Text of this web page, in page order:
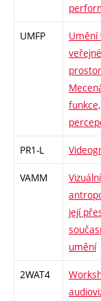
UMFP
Umění
funkce,
PR1-L
VAMM
Vizuální
její
umění
2WAT4